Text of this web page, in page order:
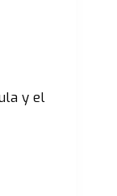
y el